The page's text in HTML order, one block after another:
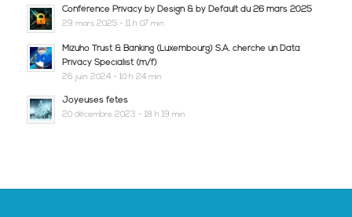
Conférence Privacy by Design & by Default du 26 mars 2025
29 mars 2025 - 11 h 07 min
Mizuho Trust & Banking (Luxembourg) S.A. cherche un Data
Privacy Specialist (m/f)
26 juin 2024 - 10 h 24 min
Joyeuses fêtes
20 décembre 2023 - 18 h 19 min